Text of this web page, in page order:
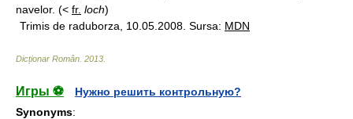
navelor. (< fr. loch)
Trimis de raduborza, 10.05.2008. Sursa: MDN
Dicționar Român 2013
Игры ⚽
Нужно решить контрольную?
Synonyms: